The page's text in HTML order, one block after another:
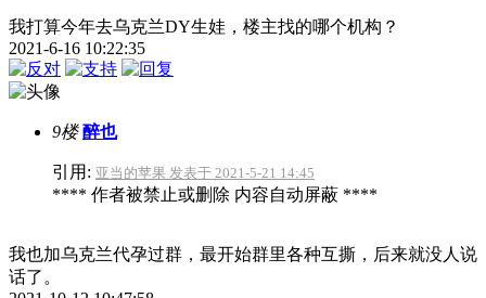
我打算今年去乌克兰DY生娃，楼主找的哪个机构？
2021-6-16 10:22:35
9楼 醉也
引用: 亚当的苹果 发表于 2021-5-21 14:45
**** 作者被禁止或删除 内容自动屏蔽 ****
我也加乌克兰代孕过群，最开始群里各种互撕，后来就没人说
话了。